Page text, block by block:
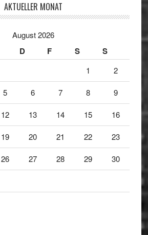
AKTUELLER MONAT
August 2026
D F S S
1 2
5 6 7 8 9
12 13 14 15 16
19 20 21 22 23
26 27 28 29 30